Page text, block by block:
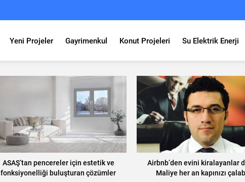
Yeni Projeler Gayrimenkul Konut Projeleri Su Elektrik Enerji
ASAŞ’tan pencereler için estetik ve
fonksiyonelliği buluşturan çözümler
Airbnb’den evini kiralayanlar
Maliye her an kapınızı